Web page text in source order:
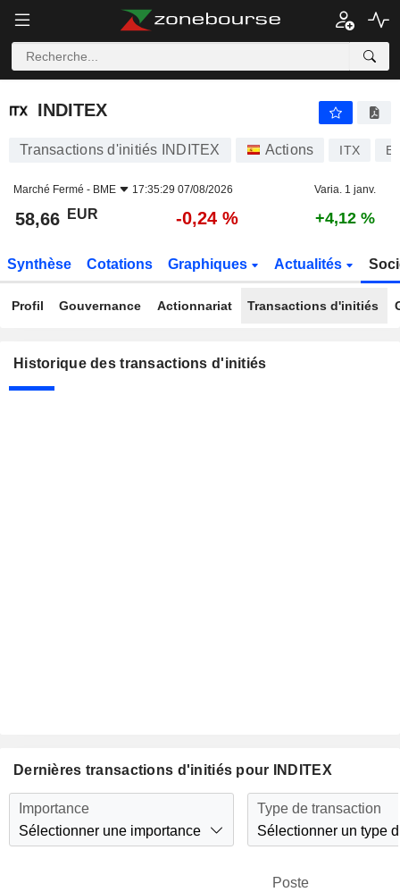
INDITEX
INDITEX
Transactions d'initiés INDITEX Actions ITX
Marché Fermé - BME 17:35:29 07/08/2026 Varia. 1 janv.
58,66 EUR -0,24 % +4,12 %
Synthèse Cotations Graphiques Actualités
Profil Gouvernance Actionnariat Transactions d'initiés
Historique des transactions d'initiés
Dernières transactions d'initiés pour INDITEX
Importance
Sélectionner une importance
Type de transaction
Sélectionner un type
Poste